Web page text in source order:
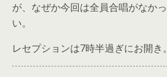
が、なぜか今回は全員合唱がなか
い。
レセプションは7時半過ぎにお開き。